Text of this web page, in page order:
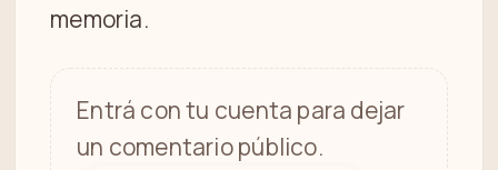
memoria.
Entrá con tu cuenta para dejar
un comentario público.